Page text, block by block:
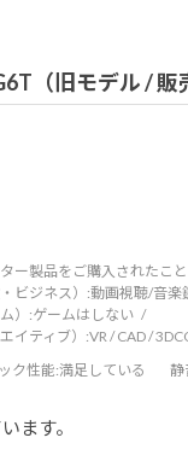
（旧モデル / 販
ー製品をご購入されたこ
ビジネス）:動画視聴/音楽
）:ゲームはしない
イティブ）:VR / CAD /
ク性能:満足している 静
ます。